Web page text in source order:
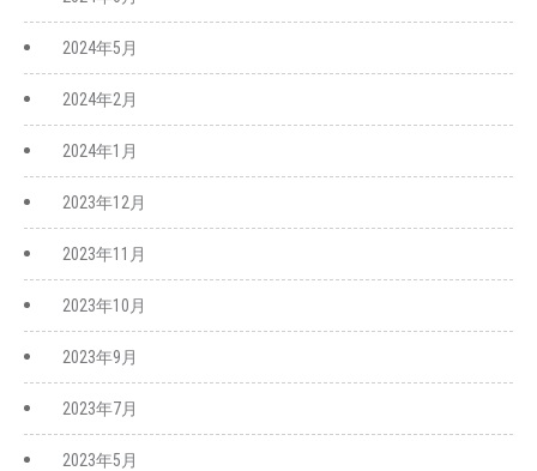
2024年5月
2024年2月
2024年1月
2023年12月
2023年11月
2023年10月
2023年9月
2023年7月
2023年5月